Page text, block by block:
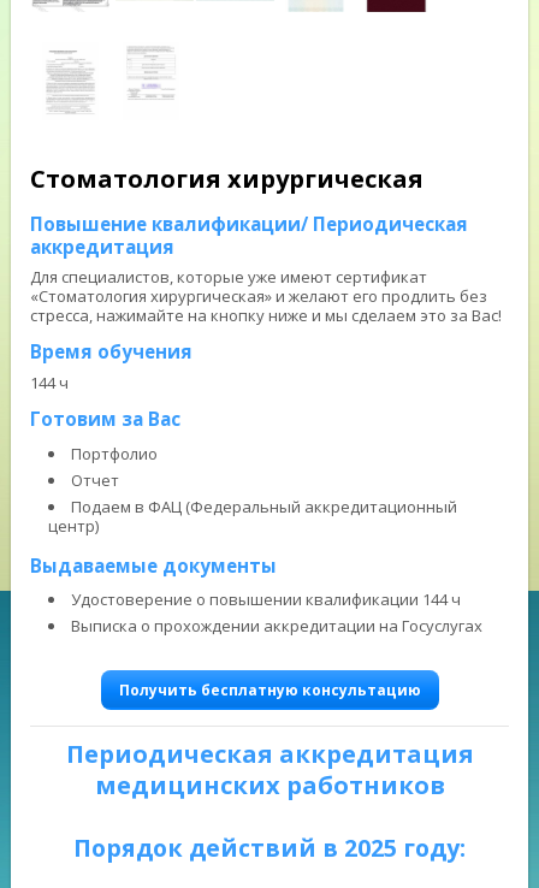
Стоматология хирургическая
Повышение квалификации/ Периодическая
аккредитация
Для специалистов, которые уже имеют сертификат
«Стоматология хирургическая» и желают его продлить без
стресса, нажимайте на кнопку ниже и мы сделаем это за Вас!
Время обучения
144 ч
Готовим за Вас
Портфолио
Отчет
Подаем в ФАЦ (Федеральный аккредитационный
центр)
Выдаваемые документы
Удостоверение о повышении квалификации 144 ч
Выписка о прохождении аккредитации на Госуслугах
Получить бесплатную консультацию
Периодическая аккредитация
медицинских работников
Порядок действий в 2025 году: